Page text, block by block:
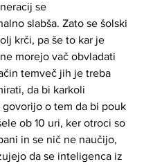
se
slabša. Zato se šolski
krči, pa še to kar je
morejo vač obvladati
temveč jih je treba
da bi karkoli
o tem da bi pouk
ob 10 uri, ker otroci so
in se nič ne naučijo,
da se inteligenca iz